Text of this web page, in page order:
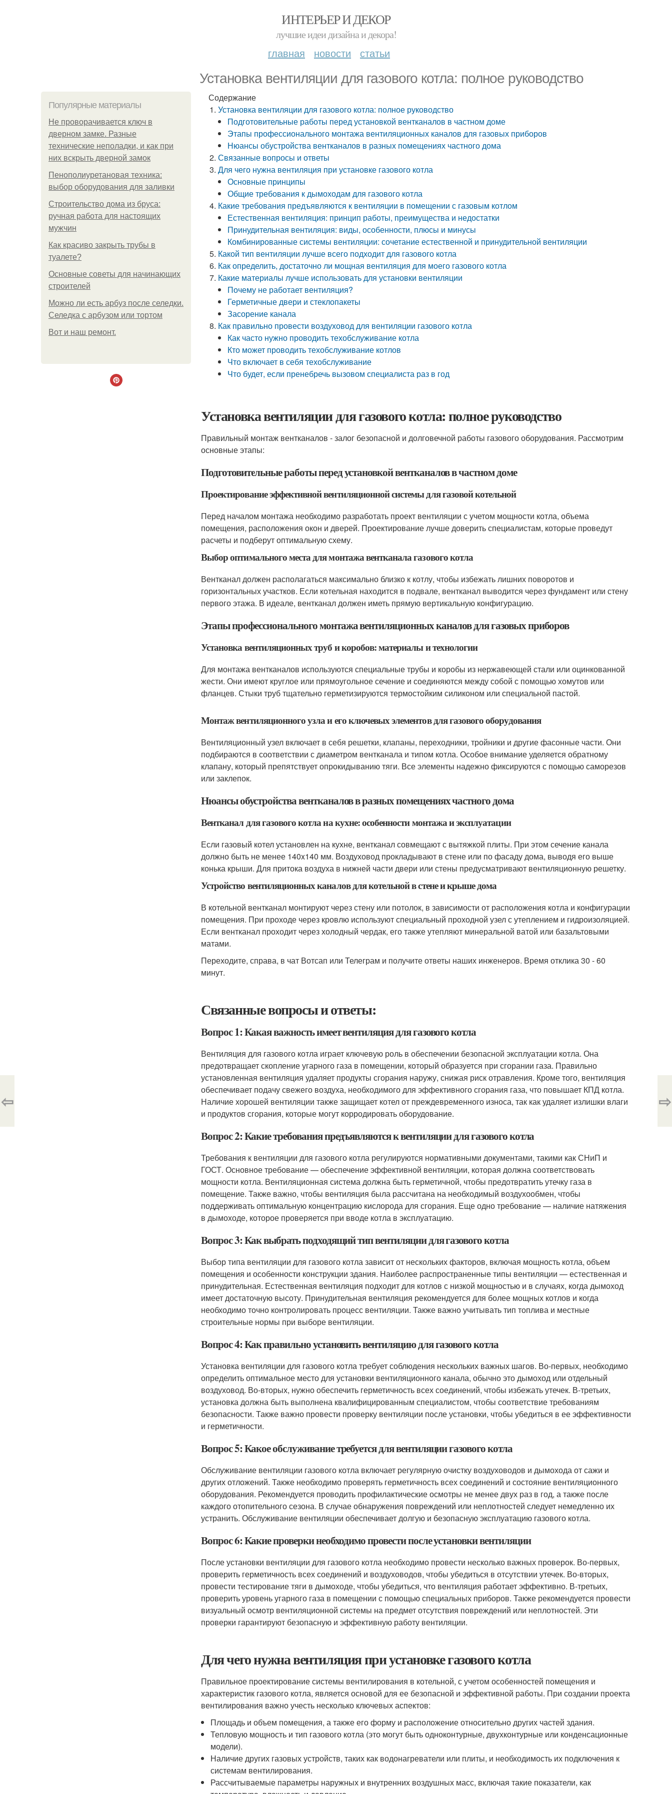
ИНТЕРЬЕР И ДЕКОР
лучшие идеи дизайна и декора!
главная новости статьи
Установка вентиляции для газового котла: полное руководство
Популярные материалы
Не проворачивается ключ в
дверном замке. Разные
технические неполадки, и как при
них вскрыть дверной замок
Пенополиуретановая техника:
выбор оборудования для заливки
Строительство дома из бруса:
ручная работа для настоящих
мужчин
Как красиво закрыть трубы в
туалете?
Основные советы для начинающих
строителей
Можно ли есть арбуз после селедки.
Селедка с арбузом или тортом
Boт и наш ремoнт.
Содержание
Установка вентиляции для газового котла: полное руководство
Подготовительные работы перед установкой вентканалов в частном доме
Этапы профессионального монтажа вентиляционных каналов для газовых приборов
Нюансы обустройства вентканалов в разных помещениях частного дома
Связанные вопросы и ответы
Для чего нужна вентиляция при установке газового котла
Основные принципы
Общие требования к дымоходам для газового котла
Какие требования предъявляются к вентиляции в помещении с газовым котлом
Естественная вентиляция: принцип работы, преимущества и недостатки
Принудительная вентиляция: виды, особенности, плюсы и минусы
Комбинированные системы вентиляции: сочетание естественной и принудительной вентиляции
Какой тип вентиляции лучше всего подходит для газового котла
Как определить, достаточно ли мощная вентиляция для моего газового котла
Какие материалы лучше использовать для установки вентиляции
Почему не работает вентиляция?
Герметичные двери и стеклопакеты
Засорение канала
Как правильно провести воздуховод для вентиляции газового котла
Как часто нужно проводить техобслуживание котла
Кто может проводить техобслуживание котлов
Что включает в себя техобслуживание
Что будет, если пренебречь вызовом специалиста раз в год
Установка вентиляции для газового котла: полное руководство
Правильный монтаж вентканалов - залог безопасной и долговечной работы газового оборудования. Рассмотрим
основные этапы:
Подготовительные работы перед установкой вентканалов в частном доме
Проектирование эффективной вентиляционной системы для газовой котельной
Перед началом монтажа необходимо разработать проект вентиляции с учетом мощности котла, объема
помещения, расположения окон и дверей. Проектирование лучше доверить специалистам, которые проведут
расчеты и подберут оптимальную схему.
Выбор оптимального места для монтажа вентканала газового котла
Вентканал должен располагаться максимально близко к котлу, чтобы избежать лишних поворотов и
горизонтальных участков. Если котельная находится в подвале, вентканал выводится через фундамент или стену
первого этажа. В идеале, вентканал должен иметь прямую вертикальную конфигурацию.
Этапы профессионального монтажа вентиляционных каналов для газовых приборов
Установка вентиляционных труб и коробов: материалы и технологии
Для монтажа вентканалов используются специальные трубы и коробы из нержавеющей стали или оцинкованной
жести. Они имеют круглое или прямоугольное сечение и соединяются между собой с помощью хомутов или
фланцев. Стыки труб тщательно герметизируются термостойким силиконом или специальной пастой.
Монтаж вентиляционного узла и его ключевых элементов для газового оборудования
Вентиляционный узел включает в себя решетки, клапаны, переходники, тройники и другие фасонные части. Они
подбираются в соответствии с диаметром вентканала и типом котла. Особое внимание уделяется обратному
клапану, который препятствует опрокидыванию тяги. Все элементы надежно фиксируются с помощью саморезов
или заклепок.
Нюансы обустройства вентканалов в разных помещениях частного дома
Вентканал для газового котла на кухне: особенности монтажа и эксплуатации
Если газовый котел установлен на кухне, вентканал совмещают с вытяжкой плиты. При этом сечение канала
должно быть не менее 140x140 мм. Воздуховод прокладывают в стене или по фасаду дома, выводя его выше
конька крыши. Для притока воздуха в нижней части двери или стены предусматривают вентиляционную решетку.
Устройство вентиляционных каналов для котельной в стене и крыше дома
В котельной вентканал монтируют через стену или потолок, в зависимости от расположения котла и конфигурации
помещения. При проходе через кровлю используют специальный проходной узел с утеплением и гидроизоляцией.
Если вентканал проходит через холодный чердак, его также утепляют минеральной ватой или базальтовыми
матами.
Переходите, справа, в чат Вотсап или Телеграм и получите ответы наших инженеров. Время отклика 30 - 60
минут.
Связанные вопросы и ответы:
Вопрос 1: Какая важность имеет вентиляция для газового котла
Вентиляция для газового котла играет ключевую роль в обеспечении безопасной эксплуатации котла. Она
предотвращает скопление угарного газа в помещении, который образуется при сгорании газа. Правильно
установленная вентиляция удаляет продукты сгорания наружу, снижая риск отравления. Кроме того, вентиляция
обеспечивает подачу свежего воздуха, необходимого для эффективного сгорания газа, что повышает КПД котла.
Наличие хорошей вентиляции также защищает котел от преждевременного износа, так как удаляет излишки влаги
и продуктов сгорания, которые могут корродировать оборудование.
Вопрос 2: Какие требования предъявляются к вентиляции для газового котла
Требования к вентиляции для газового котла регулируются нормативными документами, такими как СНиП и
ГОСТ. Основное требование — обеспечение эффективной вентиляции, которая должна соответствовать
мощности котла. Вентиляционная система должна быть герметичной, чтобы предотвратить утечку газа в
помещение. Также важно, чтобы вентиляция была рассчитана на необходимый воздухообмен, чтобы
поддерживать оптимальную концентрацию кислорода для сгорания. Еще одно требование — наличие натяжения
в дымоходе, которое проверяется при вводе котла в эксплуатацию.
Вопрос 3: Как выбрать подходящий тип вентиляции для газового котла
Выбор типа вентиляции для газового котла зависит от нескольких факторов, включая мощность котла, объем
помещения и особенности конструкции здания. Наиболее распространенные типы вентиляции — естественная и
принудительная. Естественная вентиляция подходит для котлов с низкой мощностью и в случаях, когда дымоход
имеет достаточную высоту. Принудительная вентиляция рекомендуется для более мощных котлов и когда
необходимо точно контролировать процесс вентиляции. Также важно учитывать тип топлива и местные
строительные нормы при выборе вентиляции.
Вопрос 4: Как правильно установить вентиляцию для газового котла
Установка вентиляции для газового котла требует соблюдения нескольких важных шагов. Во-первых, необходимо
определить оптимальное место для установки вентиляционного канала, обычно это дымоход или отдельный
воздуховод. Во-вторых, нужно обеспечить герметичность всех соединений, чтобы избежать утечек. В-третьих,
установка должна быть выполнена квалифицированным специалистом, чтобы соответствие требованиям
безопасности. Также важно провести проверку вентиляции после установки, чтобы убедиться в ее эффективности
и герметичности.
Вопрос 5: Какое обслуживание требуется для вентиляции газового котла
Обслуживание вентиляции газового котла включает регулярную очистку воздуховодов и дымохода от сажи и
других отложений. Также необходимо проверять герметичность всех соединений и состояние вентиляционного
оборудования. Рекомендуется проводить профилактические осмотры не менее двух раз в год, а также после
каждого отопительного сезона. В случае обнаружения повреждений или неплотностей следует немедленно их
устранить. Обслуживание вентиляции обеспечивает долгую и безопасную эксплуатацию газового котла.
Вопрос 6: Какие проверки необходимо провести после установки вентиляции
После установки вентиляции для газового котла необходимо провести несколько важных проверок. Во-первых,
проверить герметичность всех соединений и воздуховодов, чтобы убедиться в отсутствии утечек. Во-вторых,
провести тестирование тяги в дымоходе, чтобы убедиться, что вентиляция работает эффективно. В-третьих,
проверить уровень угарного газа в помещении с помощью специальных приборов. Также рекомендуется провести
визуальный осмотр вентиляционной системы на предмет отсутствия повреждений или неплотностей. Эти
проверки гарантируют безопасную и эффективную работу вентиляции.
Для чего нужна вентиляция при установке газового котла
Правильное проектирование системы вентилирования в котельной, с учетом особенностей помещения и
характеристик газового котла, является основой для ее безопасной и эффективной работы. При создании проекта
вентилирования важно учесть несколько ключевых аспектов:
Площадь и объем помещения, а также его форму и расположение относительно других частей здания.
Тепловую мощность и тип газового котла (это могут быть одноконтурные, двухконтурные или конденсационные
модели).
Наличие других газовых устройств, таких как водонагреватели или плиты, и необходимость их подключения к
системам вентилирования.
Рассчитываемые параметры наружных и внутренних воздушных масс, включая такие показатели, как
⇦ ⇨